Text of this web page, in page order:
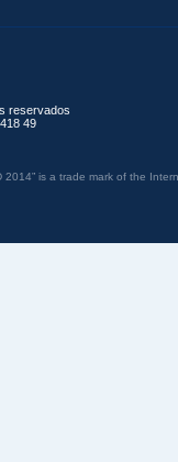
reservados
49
2014” is a trade mark of the